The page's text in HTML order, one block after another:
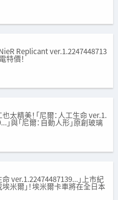
Replicant ver.1.2247448713
特價！
也太精美！「尼爾：人工生命 ver.1.
」與「尼爾：自動人形」原創玻璃
命 ver.1.22474487139...」上市紀
埃米爾」！埃米爾卡車將在全日本